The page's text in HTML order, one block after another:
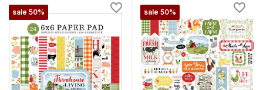
sale 50% sale 50%